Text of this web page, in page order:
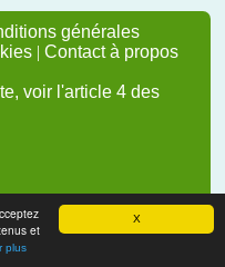
X
et
plus
générales
| Contact à propos
voir l'article 4 des